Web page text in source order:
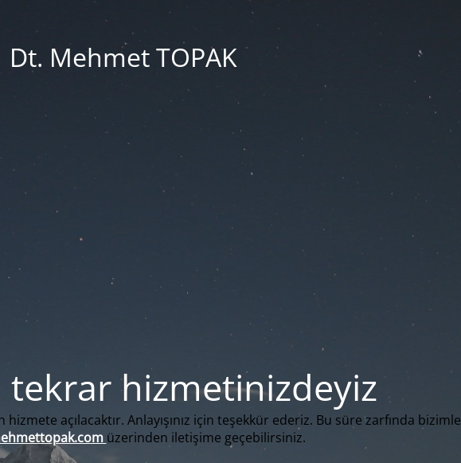
Dt. Mehmet TOPAK
tekrar hizmetinizdeyiz
açılacaktır. Anlayışınız için teşekkür ederiz. Bu süre zarfında bizimle
üzerinden iletişime geçebilirsiniz.